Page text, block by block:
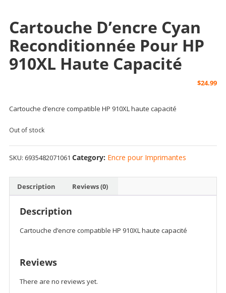
Cartouche D’encre Cyan
Reconditionnée Pour HP
910XL Haute Capacité
$24.99
Cartouche d’encre compatible HP 910XL haute capacité
Out of stock
SKU: 6935482071061 Category: Encre pour Imprimantes
Description Reviews (0)
Description
Cartouche d’encre compatible HP 910XL haute capacité
Reviews
There are no reviews yet.